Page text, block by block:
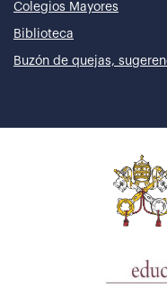
Colegios Mayores
Biblioteca
Buzón de quejas,